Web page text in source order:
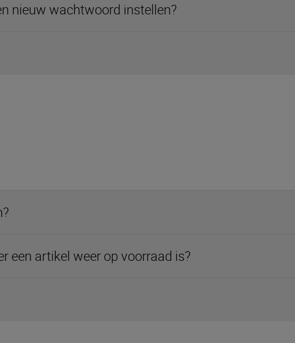
nieuw wachtwoord instellen?
een artikel weer op voorraad is?